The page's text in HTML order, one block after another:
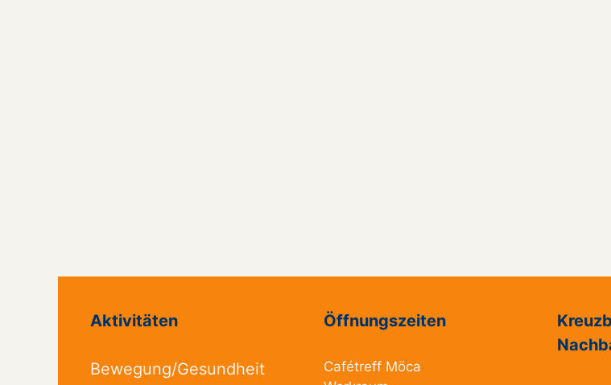
Aktivitäten
Bewegung/Gesundheit
Öffnungszeiten
Cafétreff Möca